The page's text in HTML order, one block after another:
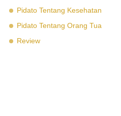
Pidato Tentang Kesehatan
Pidato Tentang Orang Tua
Review